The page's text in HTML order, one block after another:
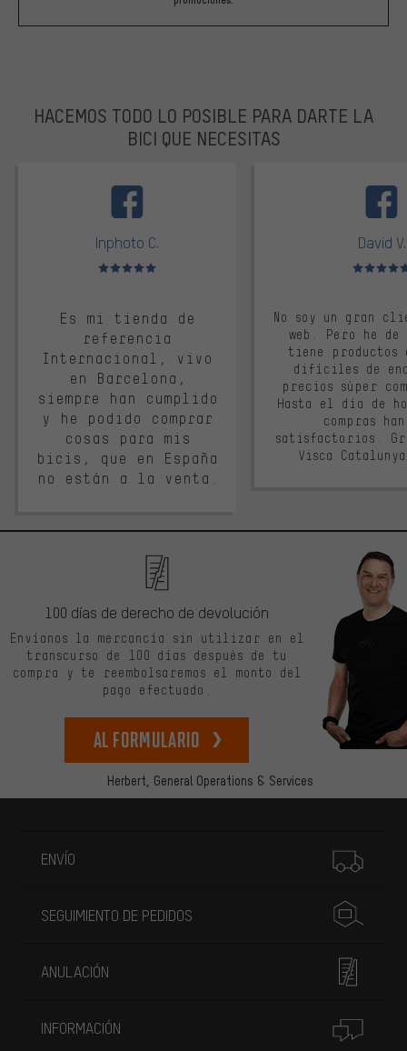
HACEMOS TODO LO POSIBLE PARA DARTE LA
BICI QUE NECESITAS
Inphoto C.
Valoración media: 5 de 5
Es mi tienda de
referencia
Internacional, vivo
en Barcelona,
siempre han cumplido
y he podido comprar
cosas para mis
bicis, que en España
no están a la venta.
David V.
Valoración
No soy un gran
web. Pero he
tiene productos
difíciles de
precios súper
Hasta el día de
compras
satisfactorios.
Visca
Herbert, General Operations & Services
100 días de derecho de devolución
Envíanos la mercancía sin utilizar en el
transcurso de 100 días después de tu
compra y te reembolsaremos el monto del
pago efectuado.
Al formulario
ENVÍO
SEGUIMIENTO DE PEDIDOS
ANULACIÓN
INFORMACIÓN